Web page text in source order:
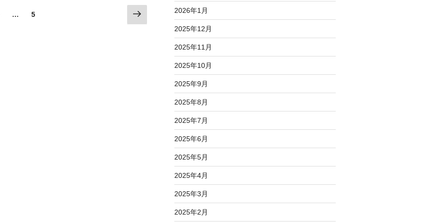
…
固
5
次
の
2026年1月
2025年12月
2025年11月
2025年10月
2025年9月
2025年8月
2025年7月
2025年6月
2025年5月
2025年4月
2025年3月
2025年2月